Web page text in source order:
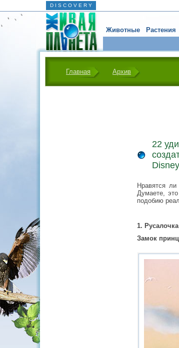
D I S C O V E R Y
Животные Растения
Главная Архив
22
Disney
Нравятся
Думаете,
подобию
1. Русалочка
Замок